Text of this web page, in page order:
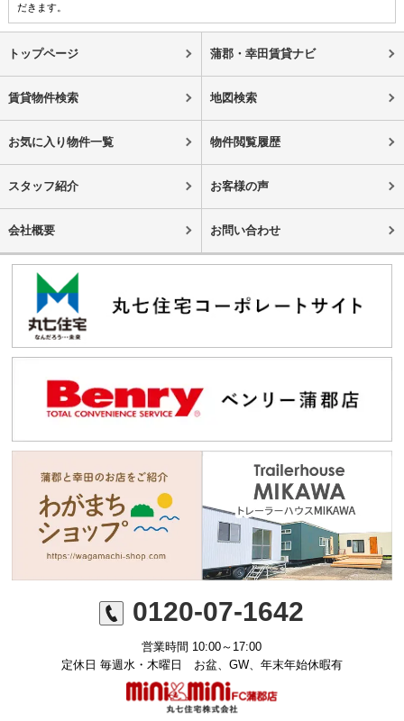
だきます。
トップページ 蒲郡・幸田賃貸ナビ
賃貸物件検索 地図検索
お気に入り物件一覧 物件閲覧履歴
スタッフ紹介 お客様の声
会社概要 お問い合わせ
0120-07-1642
営業時間 10:00～17:00
定休日 毎週水・木曜日 お盆、GW、年末年始休暇有